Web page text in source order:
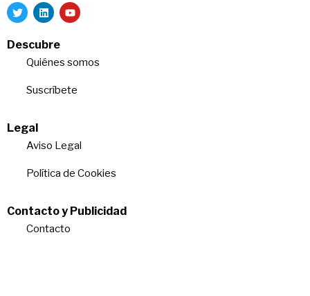
Descubre
Quiénes somos
Suscríbete
Legal
Aviso Legal
Política de Cookies
Contacto y Publicidad
Contacto